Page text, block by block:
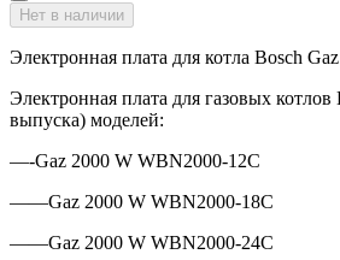
Нет в наличии
Электронная плата для котла Bosch
Электронная плата для газовых
выпуска) моделей:
—-Gaz 2000 W WBN2000-12C
——Gaz 2000 W WBN2000-18C
——Gaz 2000 W WBN2000-24C